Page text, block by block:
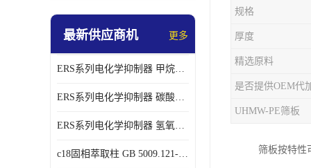
最新供应商机 更多
ERS系列电化学抑制器 甲烷磺酸体系 实验器材
ERS系列电化学抑制器 碳酸盐体系 实验科研仪器 适配离子色谱仪产品
ERS系列电化学抑制器 氢氧根体系 检测灵敏度高 适用梯度淋洗 实验耗材
c18固相萃取柱 GB 5009.121-2016 spe柱
规格
厚度
精选原料
是否提供OEM代
UHMW-PE筛板
筛板按特性